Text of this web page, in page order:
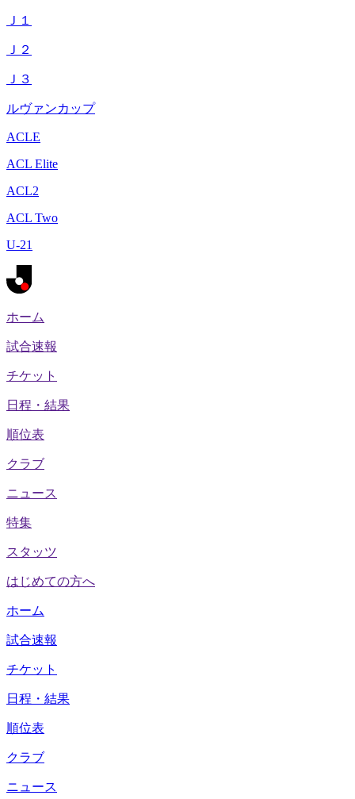
Ｊ１
Ｊ２
Ｊ３
ルヴァンカップ
ACLE
ACL Elite
ACL2
ACL Two
U-21
ホーム
試合速報
チケット
日程・結果
順位表
クラブ
ニュース
特集
スタッツ
はじめての方へ
ホーム
試合速報
チケット
日程・結果
順位表
クラブ
ニュース